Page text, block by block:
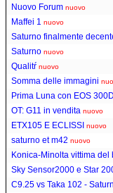
Nuovo Forum nuovo
Maffei 1 nuovo
Saturno finalmente
Saturno nuovo
Qualitŕ nuovo
Somma delle immagini
Prima Luna con EOS 300D
OT: G11 in vendita nuovo
ETX105 E ECLISSI nuovo
saturno et m42 nuovo
Konica-Minolta vittima del
Sky Sensor2000 e Star
C9.25 vs Taka 102 -